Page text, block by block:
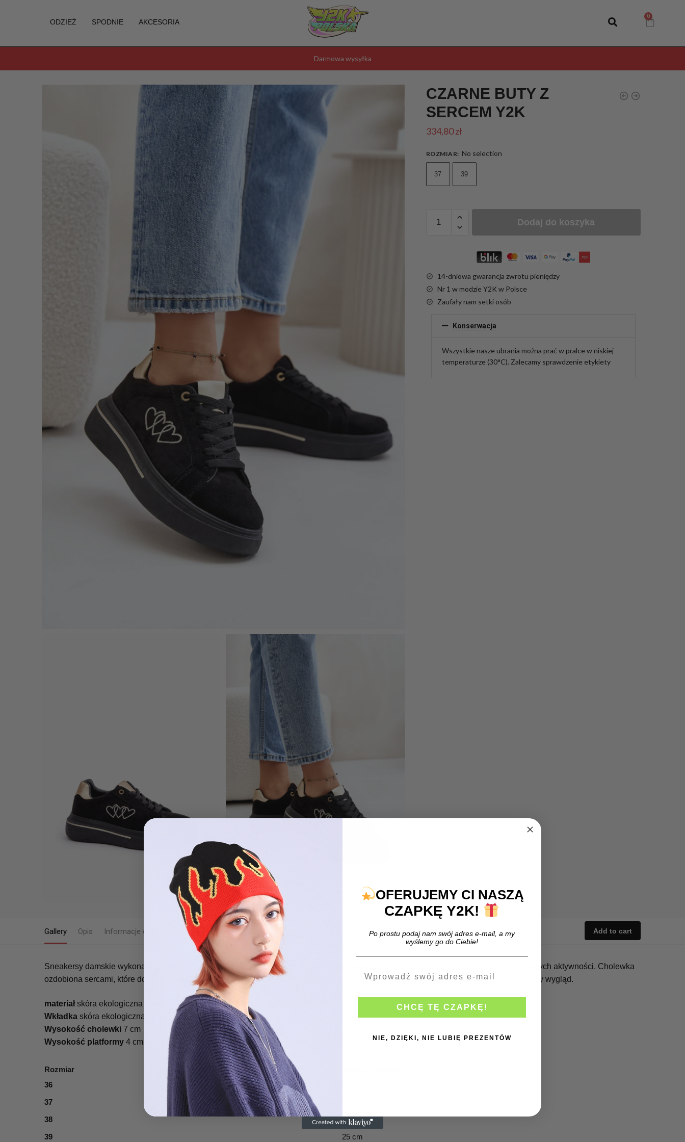
ODZIEŻ SPODNIE AKCESORIA
Darmowa wysyłka
CZARNE BUTY Z
SERCEM Y2K
334,80zł
ROZMIAR: No selection
37 39
Dodaj do koszyka
14-dniowa gwarancja zwrotu pieniędzy
Nr 1 w modzie Y2K w Polsce
Zaufały nam setki osób
Konserwacja
Wszystkie nasze ubrania można prać w pralce w niskiej
temperaturze (30°C). Zalecamy sprawdzenie etykiety
Gallery Opis Informacje dodatkowe Add to cart
Sneakersy damskie wykonane z eko zamszu. Osadzone na platformie zapewniają dodatkową amortyzację i stabilność podczas codziennych aktywności. Cholewka
ozdobiona sercami, które dodają wyjątkowego uroku. Model ten to idealny wybór dla tych, którzy cenią sobie zarówno wygodę, jak i modny wygląd.
materiałskóra ekologiczna zamsz
Wkładka skóra ekologiczna
Wysokość cholewki 7 cm
Wysokość platformy 4 cm
Rozmiar
36
37
38
24.5 cm
39
25 cm
OFERUJEMY CI NASZĄ
CZAPKĘ Y2K!
Po prostu podaj nam swój adres e-mail, a my
wyślemy go do Ciebie!
CHCĘ TĘ CZAPKĘ!
NIE, DZIĘKI, NIE LUBIĘ PREZENTÓW